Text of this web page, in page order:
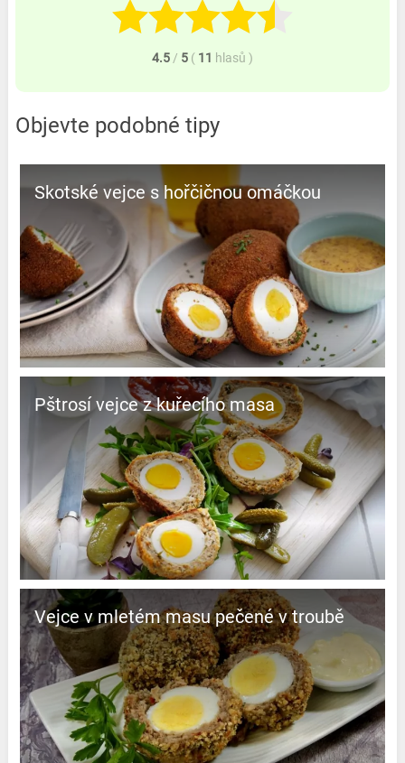
4.5 / 5 ( 11 hlasů )
Objevte podobné tipy
Skotské vejce s hořčičnou omáčkou
Pštrosí vejce z kuřecího masa
Vejce v mletém masu pečené v troubě